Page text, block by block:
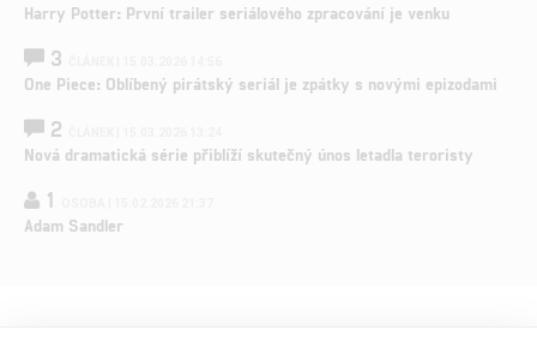
Harry Potter: První trailer seriálového zpracování je venku
3
One Piece: Oblíbený pirátský seriál je zpátky s novými epizodami
2
Nová dramatická série přiblíží skutečný únos letadla teroristy
1
Adam Sandler